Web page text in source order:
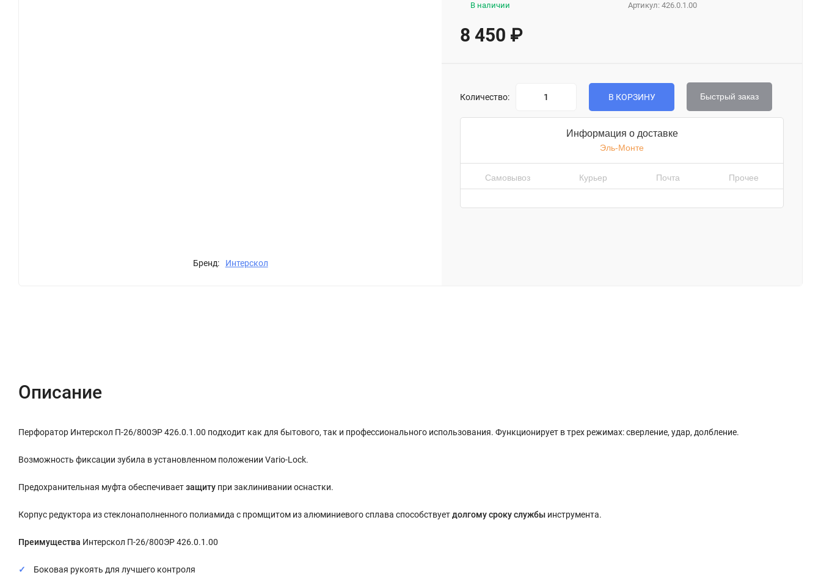
Бренд: Интерскол
Артикул:426.0.1.00
В наличии
8 450 ₽
Количество: В КОРЗИНУ Быстрый заказ
Информация о доставке
Эль-Монте
Самовывоз Курьер Почта Прочее
Описание
Перфоратор Интерскол П-26/800ЭР 426.0.1.00 подходит как для бытового, так и профессионального использования. Функционирует в трех режимах: сверление, удар, долбление.
Возможность фиксации зубила в установленном положении Vario-Lock.
Предохранительная муфта обеспечиваетзащиту при заклинивании оснастки.
Корпус редуктора из стеклонаполненного полиамида с промщитом из алюминиевого сплава способствуетдолгому сроку службы инструмента.
Преимущества Интерскол П-26/800ЭР 426.0.1.00
Боковая рукоять для лучшего контроля